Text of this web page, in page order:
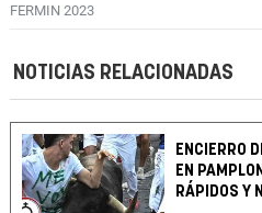
FERMIN 2023
NOTICIAS RELACIONADAS
ENCIERRO
EN
RÁPIDOS Y